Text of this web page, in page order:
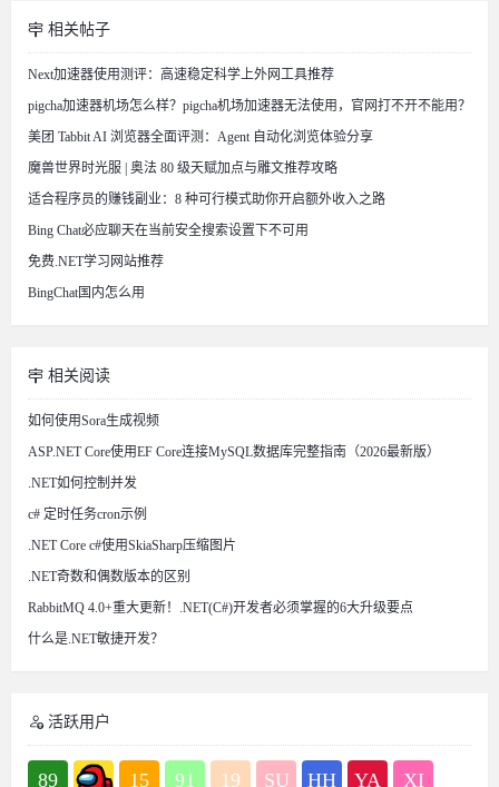
相关帖子
Next加速器使用测评：高速稳定科学上外网工具推荐
pigcha加速器机场怎么样？pigcha机场加速器无法使用，官网打不开不能用？
美团 Tabbit AI 浏览器全面评测：Agent 自动化浏览体验分享
魔兽世界时光服 | 奥法 80 级天赋加点与雕文推荐攻略
适合程序员的赚钱副业：8 种可行模式助你开启额外收入之路
Bing Chat必应聊天在当前安全搜索设置下不可用
免费.NET学习网站推荐
BingChat国内怎么用
相关阅读
如何使用Sora生成视频
ASP.NET Core使用EF Core连接MySQL数据库完整指南（2026最新版）
.NET如何控制并发
c# 定时任务cron示例
.NET Core c#使用SkiaSharp压缩图片
.NET奇数和偶数版本的区别
RabbitMQ 4.0+重大更新！.NET(C#)开发者必须掌握的6大升级要点
什么是.NET敏捷开发？
活跃用户
89 15 91 19 SU HH YA XI